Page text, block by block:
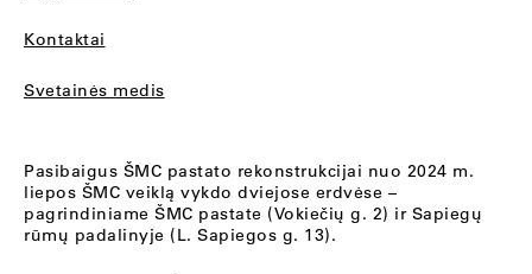
Kontaktai
Svetainės medis
Pasibaigus ŠMC pastato rekonstrukcijai nuo 2024 m.
liepos ŠMC veiklą vykdo dviejose erdvėse –
pagrindiniame ŠMC pastate (Vokiečių g. 2) ir Sapiegų
rūmų padalinyje (L. Sapiegos g. 13).